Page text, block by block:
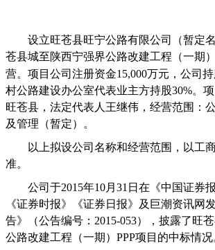
设立旺苍县旺宁公路有限公司（暂定
苍县城至陕西宁强界公路改建工程（一期）
营。项目公司 注册资金1 5,000万元，公司持
村公路建设办公室代表业主方持股30%。
旺苍县，法定代表人王继伟，经营范围：
及管理（暂定）。
以上拟设公司名称和经营范围，以工
准。
公司于2015年10月 31 日在《中国证券
《证券时报》《证券日报》及巨潮资讯网
告》（公告编号： 2015-053），披露了旺
公路改建工程（一期） PPP项目的中标情况